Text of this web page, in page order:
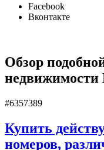
Facebook
Вконтакте
Обзор
#6357389
Купить
номеров,